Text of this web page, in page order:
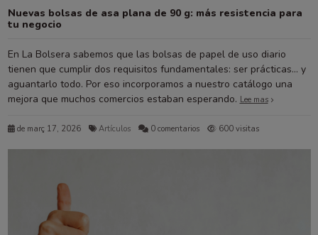
Nuevas bolsas de asa plana de 90 g: más resistencia para
tu negocio
En La Bolsera sabemos que las bolsas de papel de uso diario
tienen que cumplir dos requisitos fundamentales: ser prácticas… y
aguantarlo todo. Por eso incorporamos a nuestro catálogo una
mejora que muchos comercios estaban esperando. Lee mas
de març 17, 2026 Artículos 0 comentarios 600 visitas